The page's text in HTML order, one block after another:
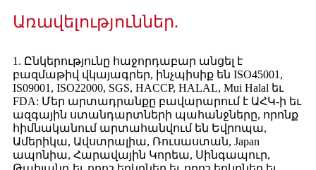
Առավելություններ.
1. Ընկերությունը հաջորդաբար անցել է
բազմաթիվ վկայագրեր, ինչպիսիք են ISO45001,
IS09001, ISO22000, SGS, HACCP, HALAL, Mui Halal եւ
FDA: Մեր արտադրանքը բավարարում է ԱՀԿ-ի եւ
ազգային ստանդարտների պահանջները, որոնք
հիմնականում արտահանվում են Եվրոպա,
Ամերիկա, Ավստրալիա, Ռուսաստան, Japan
ապոնիա, Հարավային Կորեա, Սինգապուր,